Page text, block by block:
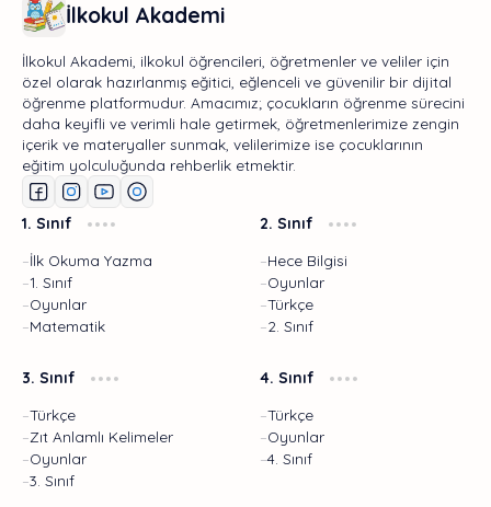
İlkokul Akademi
İlkokul Akademi, ilkokul öğrencileri, öğretmenler ve veliler için
özel olarak hazırlanmış eğitici, eğlenceli ve güvenilir bir dijital
öğrenme platformudur. Amacımız; çocukların öğrenme sürecini
daha keyifli ve verimli hale getirmek, öğretmenlerimize zengin
içerik ve materyaller sunmak, velilerimize ise çocuklarının
eğitim yolculuğunda rehberlik etmektir.
1. Sınıf
İlk Okuma Yazma
1. Sınıf
Oyunlar
Matematik
2. Sınıf
Hece Bilgisi
Oyunlar
Türkçe
2. Sınıf
3. Sınıf
Türkçe
Zıt Anlamlı Kelimeler
Oyunlar
3. Sınıf
4. Sınıf
Türkçe
Oyunlar
4. Sınıf